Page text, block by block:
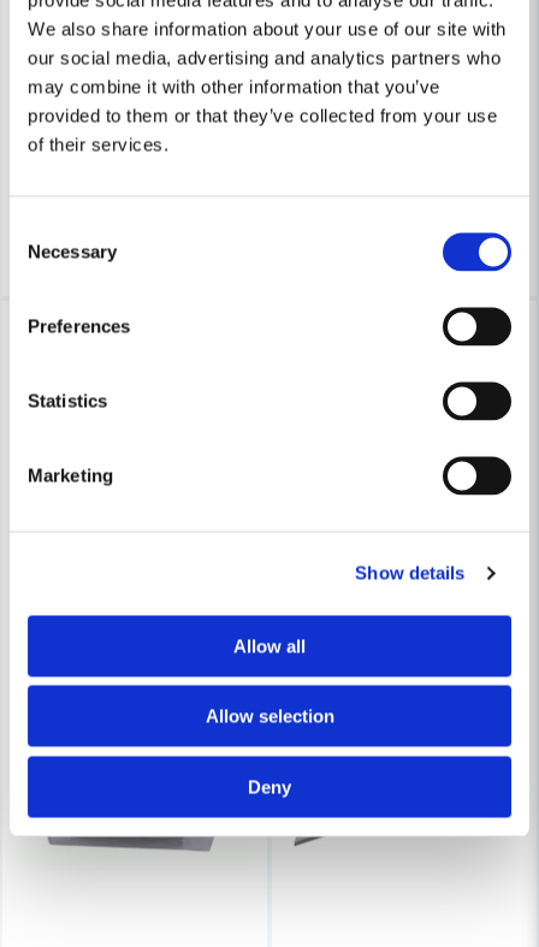
We also share information about your use of our site with
our social media, advertising and analytics partners who
may combine it with other information that you’ve
provided to them or that they’ve collected from your use
of their services.
Selection
Necessary
Preferences
Statistics
Marketing
Show details
Allow all
Allow selection
Deny
STANLEY WORKS
Stanley 0-28-500 Fönsterskrapa / Glasskrapa
STANLEY WORKS
Stanley Kolstålblad Carbide
-23%